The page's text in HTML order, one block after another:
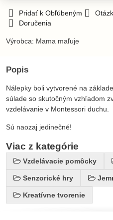
Pridať k Obľúbeným
Doručenia
Výrobca: Mama maľuje
Popis
Nálepky boli vytvorené na
súlade so skutočným vzhľadom
vzdelávanie v Montessori duchu.
Sú naozaj jedinečné!
Viac z kategórie
Vzdelávacie pomôcky
Senzorické hry
Kreatívne tvorenie